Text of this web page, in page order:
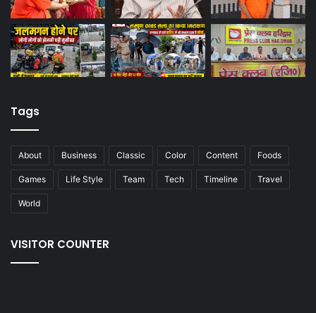
Tags
About Business Classic Color Content Foods
Games Life Style Team Tech Timeline Travel
World
VISITOR COUNTER